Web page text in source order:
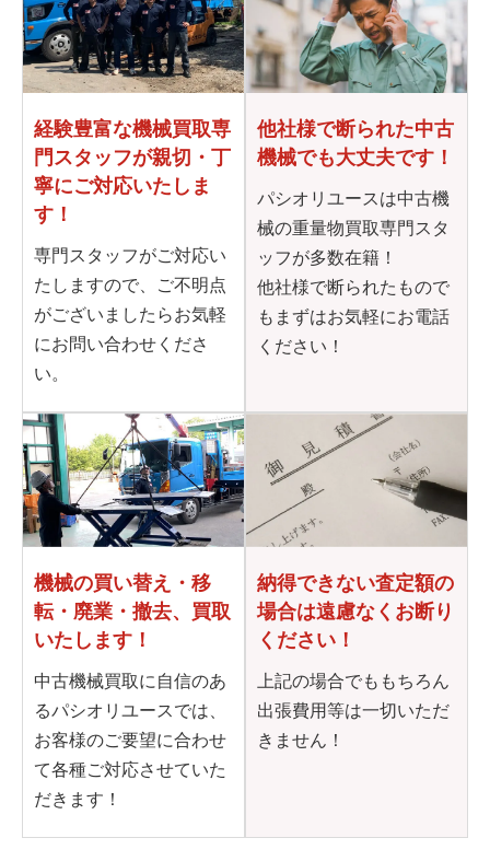
経験豊富な機械買取専
門 スタッフが親切・丁
寧にご対応いたしま
す！
専門スタッフがご対応い
たしますので、ご不明点
がございましたらお気軽
にお問い合わせくださ
い。
他社様で断られた中古
機械でも大丈夫です！
パシオリユースは中古機
械の重量物買取専門スタ
ッフが多数在籍！
他社様で断られたもので
もまずはお気軽にお電話
ください！
機械の買い替え・移
転・ 廃業・撤去、買取
いたします！
中古機械買取に自信のあ
るパシオリユースでは、
お客様のご要望に合わせ
て各種ご対応させていた
だきます！
納得できない査定額の
場合は遠慮なくお断り
ください！
上記の場合でももちろん
出張費用等は一切いただ
きません！